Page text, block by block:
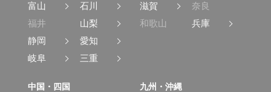
富山
石川
福井
山梨
静岡
愛知
岐阜
三重
滋賀
奈良
和歌山
兵庫
中国・四国 九州・沖縄